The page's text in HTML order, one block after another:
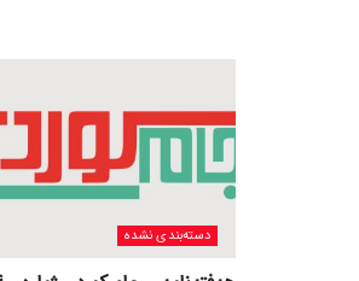
دسته‌بندی نشده